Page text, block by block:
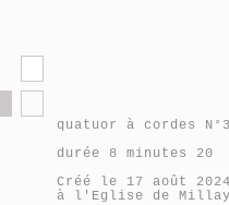
quatuor à cordes
durée 8 minutes 20
Créé le 17 août
à l'Eglise de